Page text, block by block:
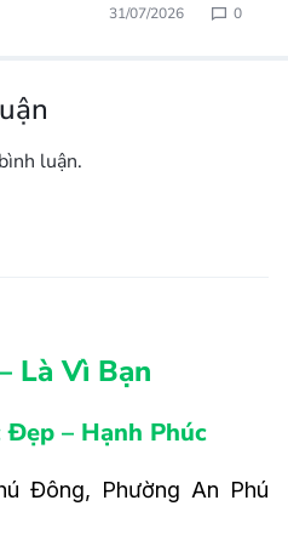
31/07/2026 0
luận.
Là Vì Bạn
Đẹp – Hạnh Phúc
Đông, Phường An Phú